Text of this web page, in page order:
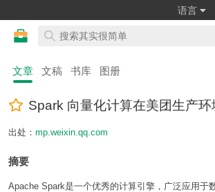
语言
文章 文稿 书库 图册
Spark 向量化计算在美团生产环
出处： mp.weixin.qq.com
摘要
Apache Spark是一个优秀的计算引擎，广泛应用于